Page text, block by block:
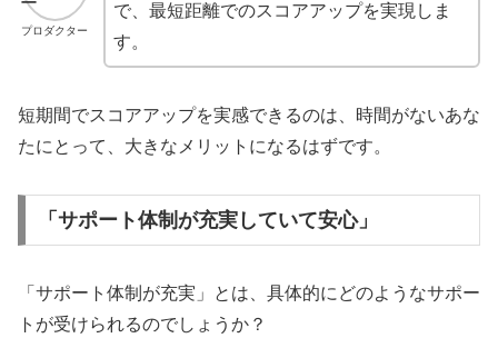
プロダクター
で、最短距離でのスコアアップを実現しま
す。
短期間でスコアアップを実感できるのは、時間がないあな
たにとって、大きなメリットになるはずです。
「サポート体制が充実していて安心」
「サポート体制が充実」とは、具体的にどのようなサポー
トが受けられるのでしょうか？